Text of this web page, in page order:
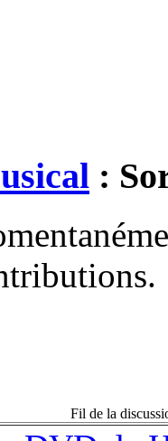
:
Fil de la